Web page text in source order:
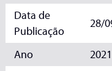
Data de
Publicação
28/
Ano
2021